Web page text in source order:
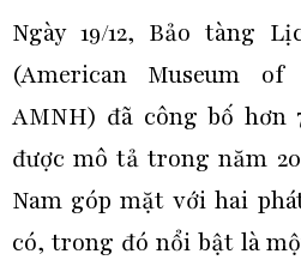
Ngày 19/12, Bảo tàng
(American Museum
AMNH) đã công bố hơn
được mô tả trong năm
Nam góp mặt với hai
có, trong đó nổi bật là